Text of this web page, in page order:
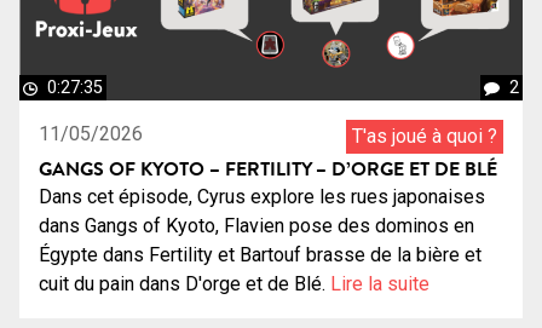
0:27:35 2
11/05/2026 T'as joué à quoi ?
GANGS OF KYOTO – FERTILITY – D’ORGE ET DE BLÉ
Dans cet épisode, Cyrus explore les rues japonaises
dans Gangs of Kyoto, Flavien pose des dominos en
Égypte dans Fertility et Bartouf brasse de la bière et
cuit du pain dans D'orge et de Blé. Lire la suite